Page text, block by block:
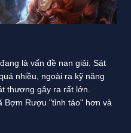
là vấn đề nan giải. Sát
nhiều, ngoài ra kỹ năng
thương gây ra rất lớn.
Bợm Rượu "tỉnh táo" hơn và